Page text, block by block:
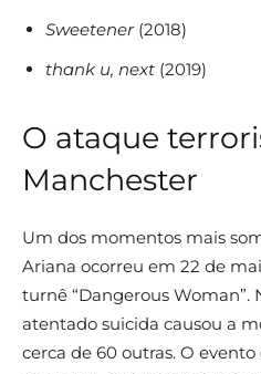
Sweetener(2018)
thank u, next (2019)
O ataque
Manchester
Um dos momentos mais
Ariana ocorreu em 22 de
turnê “Dangerous Woman”.
atentado suicida causou a
cerca de 60 outras. O